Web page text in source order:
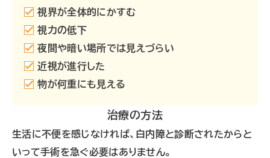
視界が全体的にかすむ
視力の低下
夜間や暗い場所では見えづらい
近視が進行した
物が何重にも見える
治療の方法
生活に不便を感じなければ、白内障と診断されたからと
いって手術を急ぐ必要はありません。